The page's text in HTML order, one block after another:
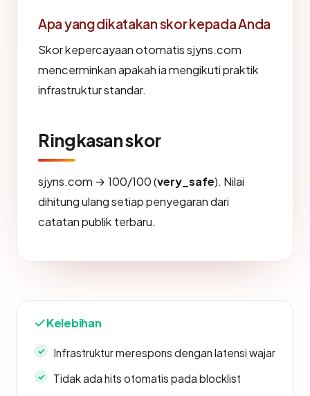
Apa yang dikatakan skor kepada Anda
Skor kepercayaan otomatis sjyns.com
mencerminkan apakah ia mengikuti praktik
infrastruktur standar.
Ringkasan skor
sjyns.com → 100/100 (very_safe). Nilai
dihitung ulang setiap penyegaran dari
catatan publik terbaru.
Kelebihan
Infrastruktur merespons dengan latensi wajar
Tidak ada hits otomatis pada blocklist